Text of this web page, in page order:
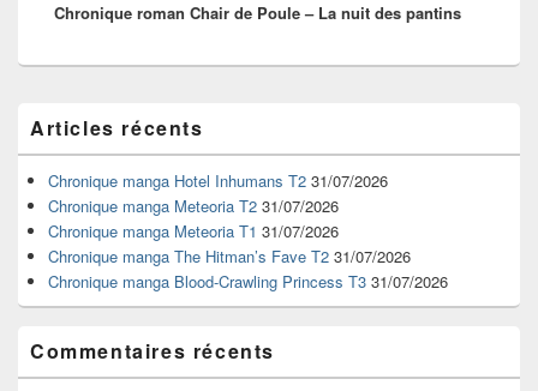
suivant :
Chronique roman Chair de Poule – La nuit des pantins
principale
de
widget
pour
barre
latérale
Articles récents
Chronique manga Hotel Inhumans T2 31/07/2026
Chronique manga Meteoria T2 31/07/2026
Chronique manga Meteoria T1 31/07/2026
Chronique manga The Hitman’s Fave T2 31/07/2026
Chronique manga Blood-Crawling Princess T3 31/07/2026
Commentaires récents